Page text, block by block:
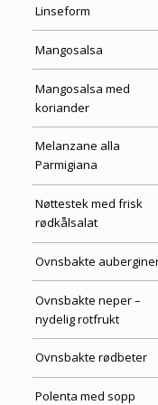
Linseform
Mangosalsa
Mangosalsa med
koriander
Melanzane alla
Parmigiana
Nøttestek med frisk
rødkålsalat
Ovnsbakte
Ovnsbakte neper –
nydelig rotfrukt
Ovnsbakte rødbeter
Polenta med sopp